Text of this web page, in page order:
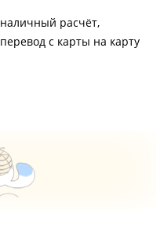
наличный расчёт
перевод с карты на карту